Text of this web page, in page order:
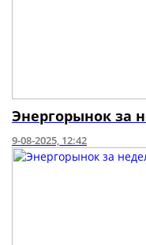
Энергорынок за
9-08-2025, 12:42